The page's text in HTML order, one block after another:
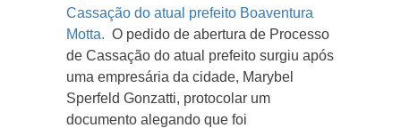
Cassação do atual prefeito Boaventura
Motta. O pedido de abertura de Processo
de Cassação do atual prefeito surgiu após
uma empresária da cidade, Marybel
Sperfeld Gonzatti, protocolar um
documento alegando que foi